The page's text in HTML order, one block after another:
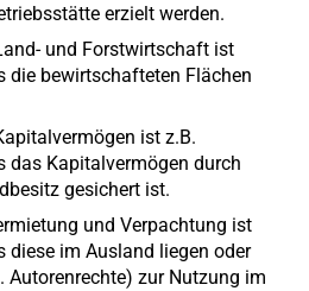
erzielt werden.
und Forstwirtschaft ist
die bewirtschafteten Flächen
ist z.B.
das Kapitalvermögen durch
gesichert ist.
und Verpachtung ist
diese im Ausland liegen oder
Autorenrechte) zur Nutzung im